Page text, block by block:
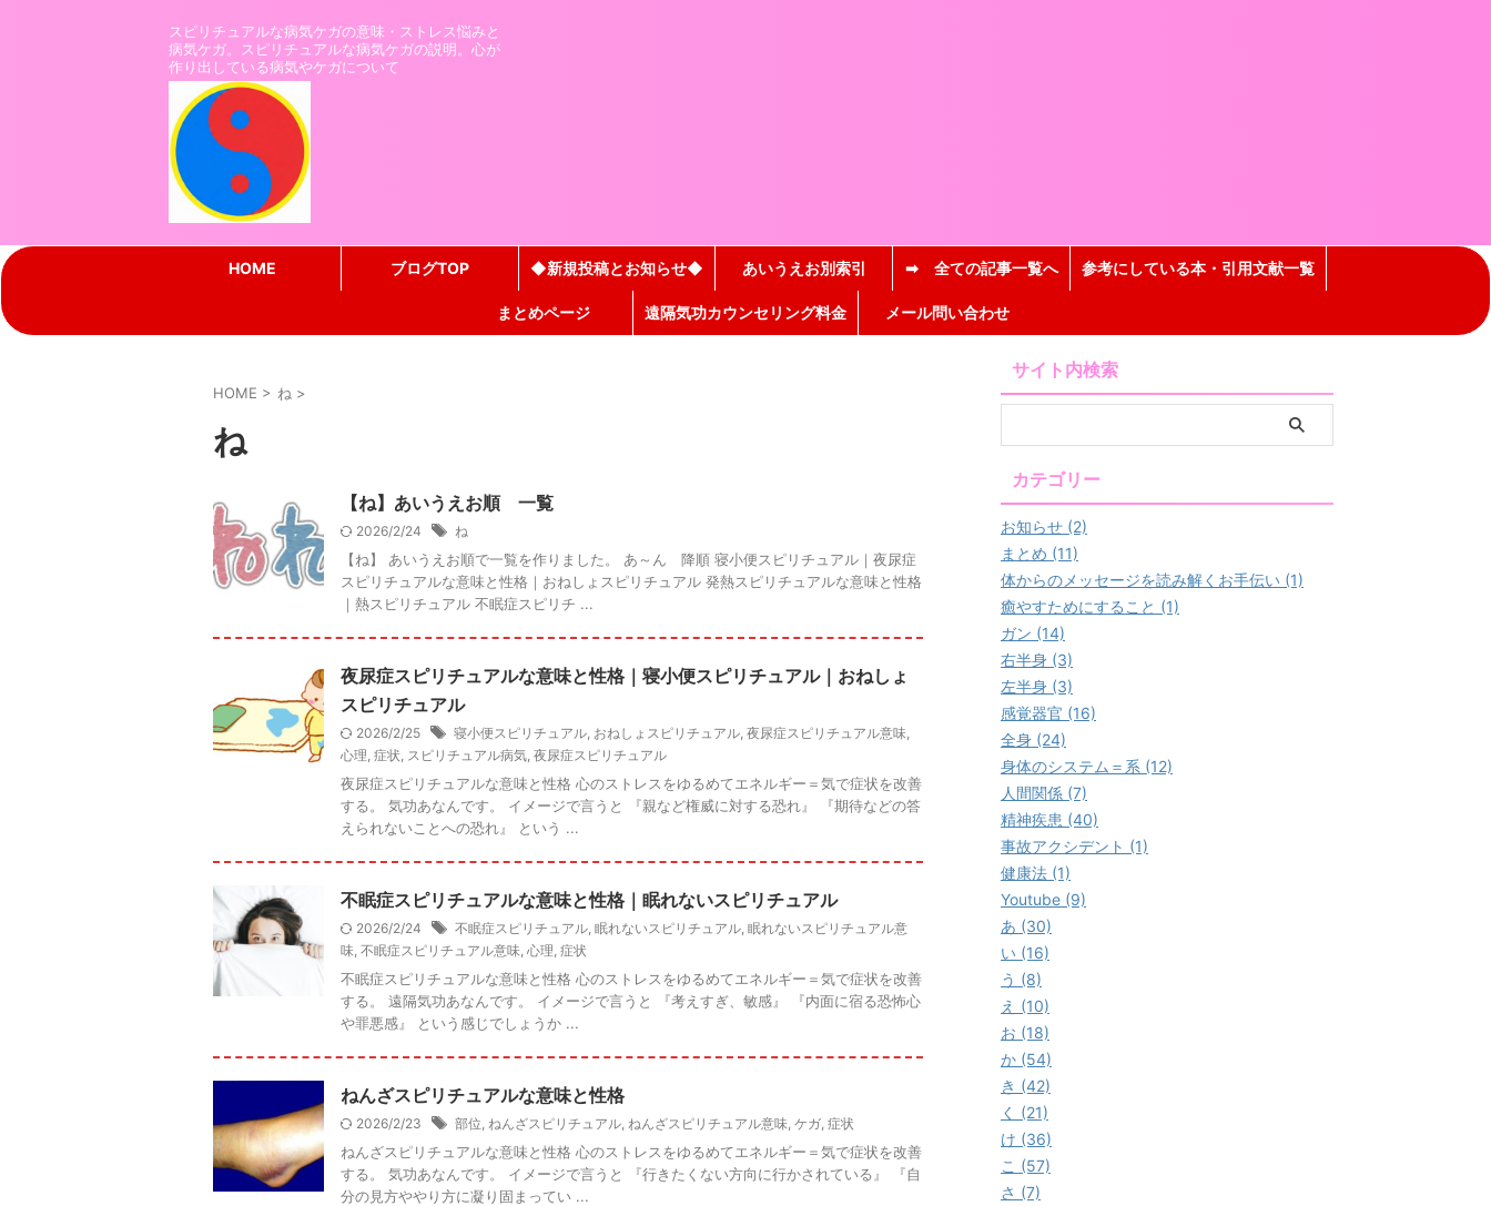
スピリチュアルな病気ケガの意味・ストレス悩みと
病気ケガ。スピリチュアルな病気ケガの説明。心が
作り出している病気やケガについて
HOME ブログTOP ◆新規投稿とお知らせ◆ あいうえお別索引 ➡ 全ての記事一覧へ 参考にしている本・引用文献一覧
まとめページ 遠隔気功カウンセリング料金 メール問い合わせ
HOME > ね >
ね
【ね】あいうえお順 一覧
2026/2/24 ね
【ね】 あいうえお順で一覧を作りました。 あ～ん 降順 寝小便スピリチュアル｜夜尿症
スピリチュアルな意味と性格｜おねしょスピリチュアル 発熱スピリチュアルな意味と性格
｜熱スピリチュアル 不眠症スピリチ ...
夜尿症スピリチュアルな意味と性格｜寝小便スピリチュアル｜おねしょ
スピリチュアル
2026/2/25 寝小便スピリチュアル, おねしょスピリチュアル, 夜尿症スピリチュアル意味,
心理, 症状, スピリチュアル病気, 夜尿症スピリチュアル
夜尿症スピリチュアルな意味と性格 心のストレスをゆるめてエネルギー＝気で症状を改善
する。 気功あなんです。 イメージで言うと 『親など権威に対する恐れ』 『期待などの答
えられないことへの恐れ』 という ...
不眠症スピリチュアルな意味と性格｜眠れないスピリチュアル
2026/2/24 不眠症スピリチュアル, 眠れないスピリチュアル, 眠れないスピリチュアル意
味, 不眠症スピリチュアル意味, 心理, 症状
不眠症スピリチュアルな意味と性格 心のストレスをゆるめてエネルギー＝気で症状を改善
する。 遠隔気功あなんです。 イメージで言うと 『考えすぎ、敏感』 『内面に宿る恐怖心
や罪悪感』 という感じでしょうか ...
ねんざスピリチュアルな意味と性格
2026/2/23 部位, ねんざスピリチュアル, ねんざスピリチュアル意味, ケガ, 症状
ねんざスピリチュアルな意味と性格 心のストレスをゆるめてエネルギー＝気で症状を改善
する。 気功あなんです。 イメージで言うと 『行きたくない方向に行かされている』 『自
分の見方ややり方に凝り固まってい ...
サイト内検索
カテゴリー
お知らせ (2)
まとめ (11)
体からのメッセージを読み解くお手伝い (1)
癒やすためにすること (1)
ガン (14)
右半身 (3)
左半身 (3)
感覚器官 (16)
全身 (24)
身体のシステム＝系 (12)
人間関係 (7)
精神疾患 (40)
事故アクシデント (1)
健康法 (1)
Youtube (9)
あ (30)
い (16)
う (8)
え (10)
お (18)
か (54)
き (42)
く (21)
け (36)
こ (57)
さ (7)